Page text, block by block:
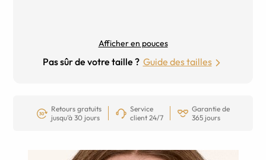
Afficher en pouces
Pas sûr de votre taille ? Guide des tailles
Retours gratuits
jusqu’à 30 jours
Service
client 24/7
Garantie de
365 jours